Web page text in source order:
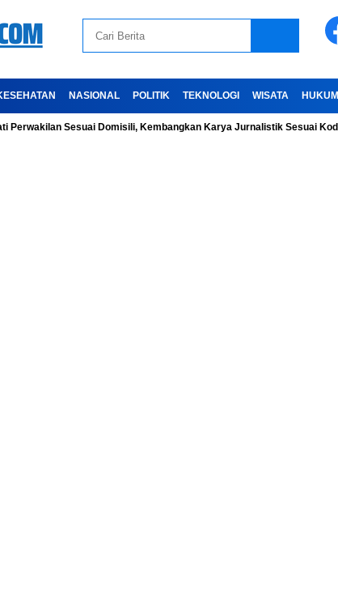
NASIONAL POLITIK TEKNOLOGI WISATA HUKUM
Sesuai Domisili, Kembangkan Karya Jurnalistik Sesuai Kode Etik